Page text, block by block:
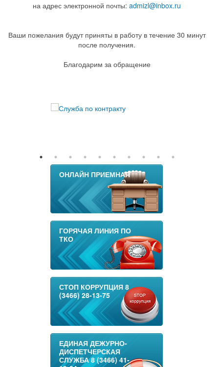
на адрес электронной почты: admizl@inbox.ru
Ваши пожелания будут приняты в работу в течение 30 минут
после получения.
Благодарим за обращение
ОНЛАЙН ПРИЕМНАЯ
ГОРЯЧАЯ ЛИНИЯ ПО
ТКО
СТОП КОРРУПЦИЯ 8
(3466) 28-13-75
ЕДИНАЯ ДЕЖУРНО-
ДИСПЕТЧЕРСКАЯ
СЛУЖБА 8 (3466) 41-